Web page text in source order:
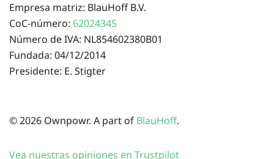
Empresa matriz: BlauHoff B.V.
CoC-número: 62024345
Número de IVA: NL854602380B01
Fundada: 04/12/2014
Presidente: E. Stigter
© 2026 Ownpowr. A part of BlauHoff.
Vea nuestras opiniones en Trustpilot